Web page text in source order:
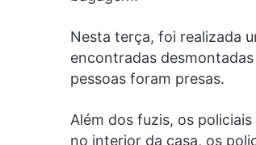
Nesta terça, foi realizada
encontradas
pessoas foram presas.
Além dos fuzis, os
no interior da casa, os